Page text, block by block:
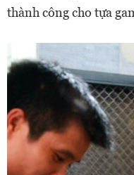
thành công cho tựa